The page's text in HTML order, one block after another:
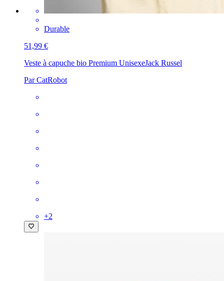
Durable
51,99 €
Veste à capuche bio Premium UnisexeJack Russel
Par CatRobot
+2